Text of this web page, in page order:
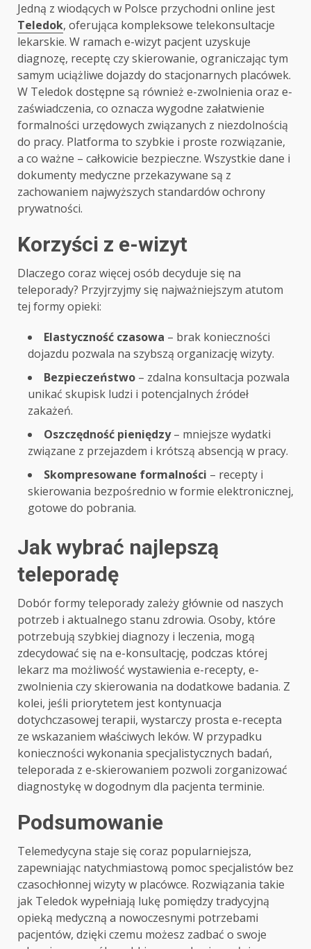
Jedną z wiodących w Polsce przychodni online jest
Teledok, oferująca kompleksowe telekonsultacje
lekarskie. W ramach e-wizyt pacjent uzyskuje
diagnozę, receptę czy skierowanie, ograniczając tym
samym uciążliwe dojazdy do stacjonarnych placówek.
W Teledok dostępne są również e-zwolnienia oraz e-
zaświadczenia, co oznacza wygodne załatwienie
formalności urzędowych związanych z niezdolnością
do pracy. Platforma to szybkie i proste rozwiązanie,
a co ważne – całkowicie bezpieczne. Wszystkie dane i
dokumenty medyczne przekazywane są z
zachowaniem najwyższych standardów ochrony
prywatności.
Korzyści z e-wizyt
Dlaczego coraz więcej osób decyduje się na
teleporady? Przyjrzyjmy się najważniejszym atutom
tej formy opieki:
Elastyczność czasowa – brak konieczności
dojazdu pozwala na szybszą organizację wizyty.
Bezpieczeństwo – zdalna konsultacja pozwala
unikać skupisk ludzi i potencjalnych źródeł
zakażeń.
Oszczędność pieniędzy– mniejsze wydatki
związane z przejazdem i krótszą absencją w pracy.
Skompresowane formalności – recepty i
skierowania bezpośrednio w formie elektronicznej,
gotowe do pobrania.
Jak wybrać najlepszą
teleporadę
Dobór formy teleporady zależy głównie od naszych
potrzeb i aktualnego stanu zdrowia. Osoby, które
potrzebują szybkiej diagnozy i leczenia, mogą
zdecydować się na e-konsultację, podczas której
lekarz ma możliwość wystawienia e-recepty, e-
zwolnienia czy skierowania na dodatkowe badania. Z
kolei, jeśli priorytetem jest kontynuacja
dotychczasowej terapii, wystarczy prosta e-recepta
ze wskazaniem właściwych leków. W przypadku
konieczności wykonania specjalistycznych badań,
teleporada z e-skierowaniem pozwoli zorganizować
diagnostykę w dogodnym dla pacjenta terminie.
Podsumowanie
Telemedycyna staje się coraz popularniejsza,
zapewniając natychmiastową pomoc specjalistów bez
czasochłonnej wizyty w placówce. Rozwiązania takie
jak Teledok wypełniają lukę pomiędzy tradycyjną
opieką medyczną a nowoczesnymi potrzebami
pacjentów, dzięki czemu możesz zadbać o swoje